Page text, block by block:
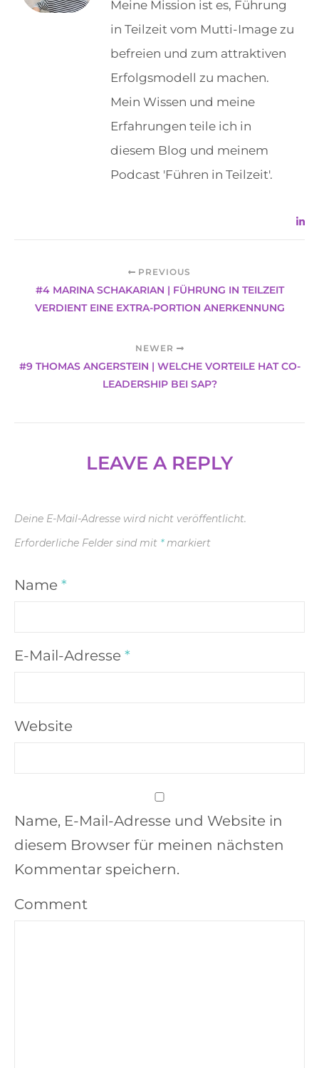
Meine Mission ist es, Führung
in Teilzeit vom Mutti-Image zu
befreien und zum attraktiven
Erfolgsmodell zu machen.
Mein Wissen und meine
Erfahrungen teile ich in
diesem Blog und meinem
Podcast 'Führen in Teilzeit'.
PREVIOUS
#4 MARINA SCHAKARIAN | FÜHRUNG IN TEILZEIT
VERDIENT EINE EXTRA-PORTION ANERKENNUNG​
NEWER
#9 THOMAS ANGERSTEIN | WELCHE VORTEILE HAT CO-
LEADERSHIP BEI SAP?
LEAVE A REPLY
Deine E-Mail-Adresse wird nicht veröffentlicht.
Erforderliche Felder sind mit *markiert
Name *
E-Mail-Adresse *
Website
Name, E-Mail-Adresse und Website in
diesem Browser für meinen nächsten
Kommentar speichern.
Comment